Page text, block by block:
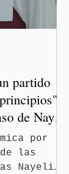
partido
de Nayeli
Palomares
por
las
Nayeli